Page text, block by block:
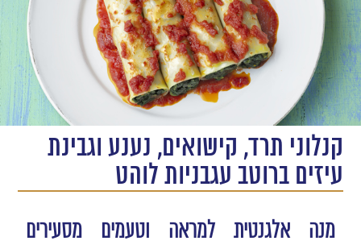
הֵנְּגִישׁוּת
לְחַץ
ALT+0
קנלוני תרד, קישואים, נענע וגבינת
עיזים ברוטב עגבניות לוהט
מנה אלגנטית למראה וטעמים מסעירים